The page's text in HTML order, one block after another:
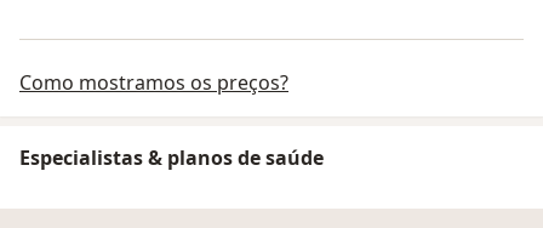
Como mostramos os preços?
Especialistas & planos de saúde